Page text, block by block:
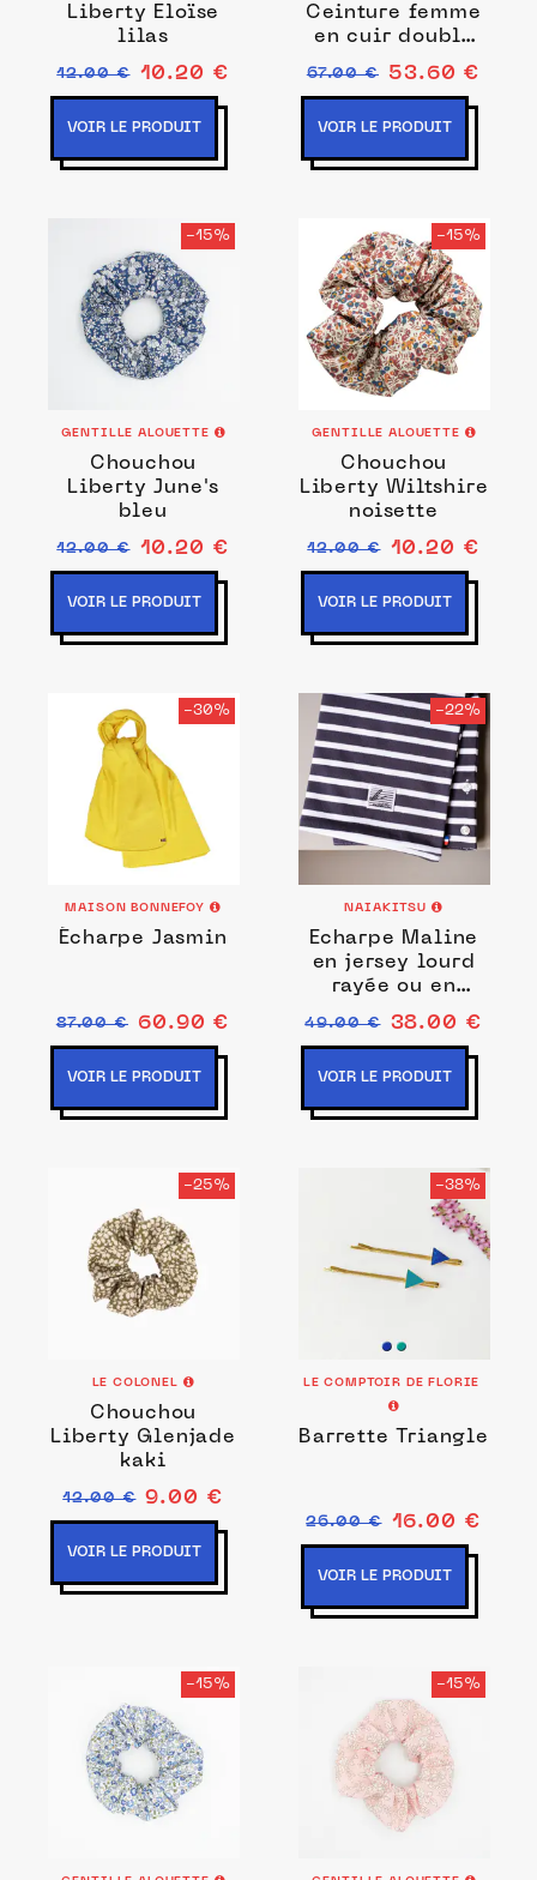
Liberty Eloïse
lilas
12.00 € 10.20 €
VOIR LE PRODUIT
Ceinture femme
en cuir doublé
bleu nuit 5060
67.00 € 53.60 €
VOIR LE PRODUIT
-15%
GENTILLE ALOUETTE
Chouchou
Liberty June's
bleu
12.00 € 10.20 €
VOIR LE PRODUIT
-15%
GENTILLE ALOUETTE
Chouchou
Liberty Wiltshire
noisette
12.00 € 10.20 €
VOIR LE PRODUIT
-30%
MAISON BONNEFOY
Écharpe Jasmin
87.00 € 60.90 €
VOIR LE PRODUIT
-22%
NAIAKITSU
Echarpe Maline
en jersey lourd
rayée ou en
Jersey léger Uni
49.00 € 38.00 €
VOIR LE PRODUIT
-25%
LE COLONEL
Chouchou
Liberty Glenjade
kaki
12.00 € 9.00 €
VOIR LE PRODUIT
-38%
LE COMPTOIR DE FLORIE
Barrette Triangle
26.00 € 16.00 €
VOIR LE PRODUIT
-15% -15%